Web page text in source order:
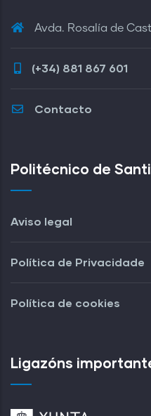
Avda. Rosalía de
(+34) 881 867 601
Contacto
Politécnico de
Aviso legal
Política de Privacidade
Política de cookies
Ligazóns